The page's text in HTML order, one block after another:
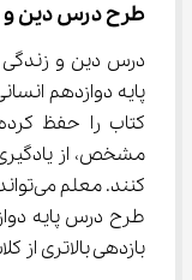
طرح درس دین و
درس دین و
مشخص، از
طرح درس پایه
بازدهی بالاتری از